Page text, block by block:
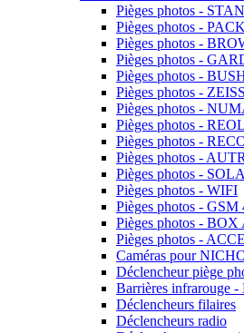
Pièges photos -
Pièges photos -
Pièges photos -
Pièges photos -
Pièges photos -
Pièges photos - ZEISS
Pièges photos -
Pièges photos -
Pièges photos -
Pièges photos -
Pièges photos -
Pièges photos - WIFI
Pièges photos - GSM
Pièges photos -
Pièges photos -
Caméras pour
Déclencheur piège
Barrières infrarouge
Déclencheurs filaires
Déclencheurs radio